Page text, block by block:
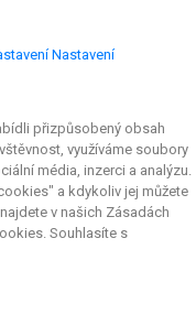
Nastavení
přizpůsobený obsah
využíváme soubory
média, inzerci a analýzu.
a kdykoliv jej můžete
v našich Zásadách
Souhlasíte s